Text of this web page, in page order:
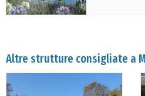
Altre strutture consigliate a